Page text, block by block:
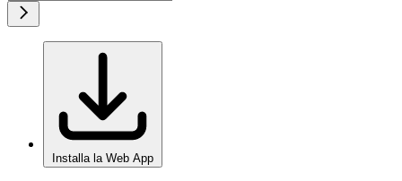
Installa la Web App